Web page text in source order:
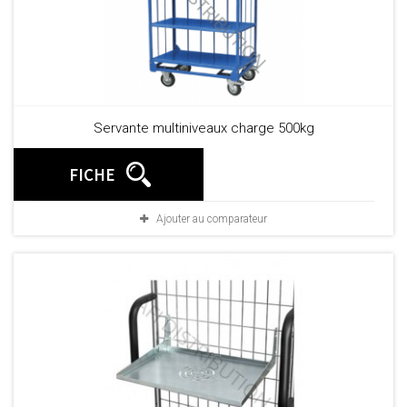
Servante multiniveaux charge 500kg
FICHE
Ajouter au comparateur